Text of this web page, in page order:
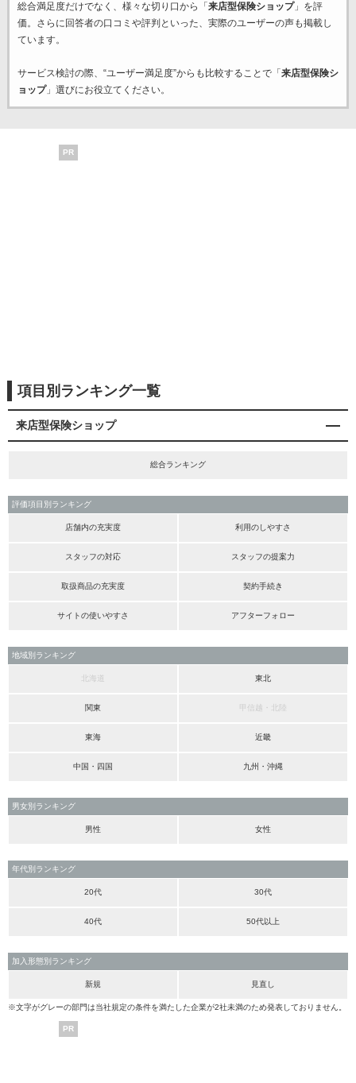
総合満足度だけでなく、様々な切り口から「 来店型保険ショップ」を評
価。さらに回答者の口コミや評判といった、実際のユーザーの声も掲載し
ています。
サービス検討の際、“ユーザー満足度”からも比較することで「 来店型保険シ
ョップ」選びにお役立てください。
PR
項目別ランキング一覧
来店型保険ショップ
総合ランキング
評価項目別ランキング
店舗内の充実度 利用のしやすさ
スタッフの対応 スタッフの提案力
取扱商品の充実度 契約手続き
サイトの使いやすさ アフターフォロー
地域別ランキング
北海道 東北
関東 甲信越・北陸
東海 近畿
中国・四国 九州・沖縄
男女別ランキング
男性 女性
年代別ランキング
20代 30代
40代 50代以上
加入形態別ランキング
新規 見直し
※文字がグレーの部門は当社規定の条件を満たした企業が2社未満のため発表しておりません。
PR